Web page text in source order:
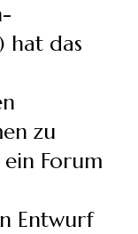
hat das
zu
Forum
Entwurf